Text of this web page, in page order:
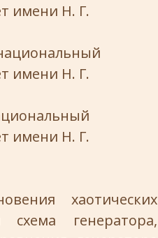
имени Н. Г.
имени Н. Г.
имени Н. Г.
хаотических
схема генератора,